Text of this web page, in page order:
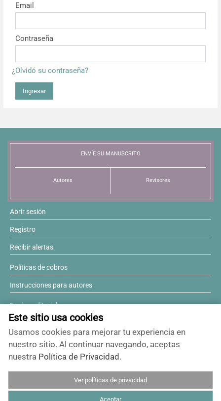
Este sitio usa cookies
Usamos cookies para mejorar tu experiencia en
nuestro sitio. Al continuar navegando, aceptas
nuestra Política de Privacidad.
Ver políticas de privacidad
Aceptar
Email
Contraseña
¿Olvidó su contraseña?
Ingresar
ENVÍE SU MANUSCRITO
Autores Revisores
Abrir sesión
Registro
Recibir alertas
Políticas de cobros
Instrucciones para autores
Equipo editorial
Comité editorial
¿Desea ser revisor?
Contactos y soporte
ISSN 0717-6384